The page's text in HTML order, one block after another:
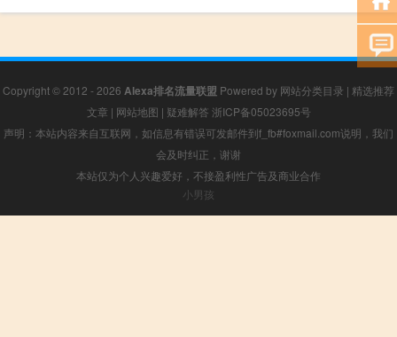
Copyright © 2012 - 2026 Alexa排名流量联盟 Powered by 网站分类目录 | 精选推荐
文章 | 网站地图 | 疑难解答 浙ICP备05023695号
声明：本站内容来自互联网，如信息有错误可发邮件到f_fb#foxmail.com说明，我们
会及时纠正，谢谢
本站仅为个人兴趣爱好，不接盈利性广告及商业合作
小男孩